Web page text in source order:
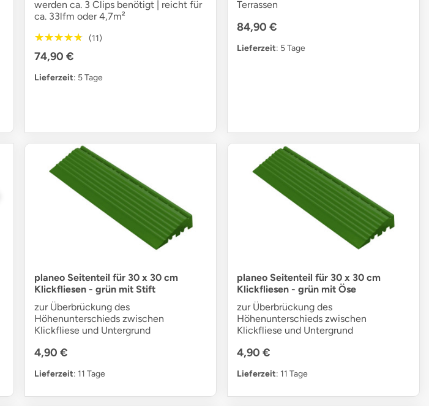
werden ca. 3 Clips benötigt | reicht für
ca. 33lfm oder 4,7m²
★★★★★
★★★★★ (11)
74,90 €
Lieferzeit: 5 Tage
Terrassen
84,90 €
Lieferzeit: 5 Tage
planeo Seitenteil für 30 x 30 cm
Klickfliesen - grün mit Stift
zur Überbrückung des
Höhenunterschieds zwischen
Klickfliese und Untergrund
4,90 €
Lieferzeit: 11 Tage
planeo Seitenteil für 30 x 30 cm
Klickfliesen - grün mit Öse
zur Überbrückung des
Höhenunterschieds zwischen
Klickfliese und Untergrund
4,90 €
Lieferzeit: 11 Tage